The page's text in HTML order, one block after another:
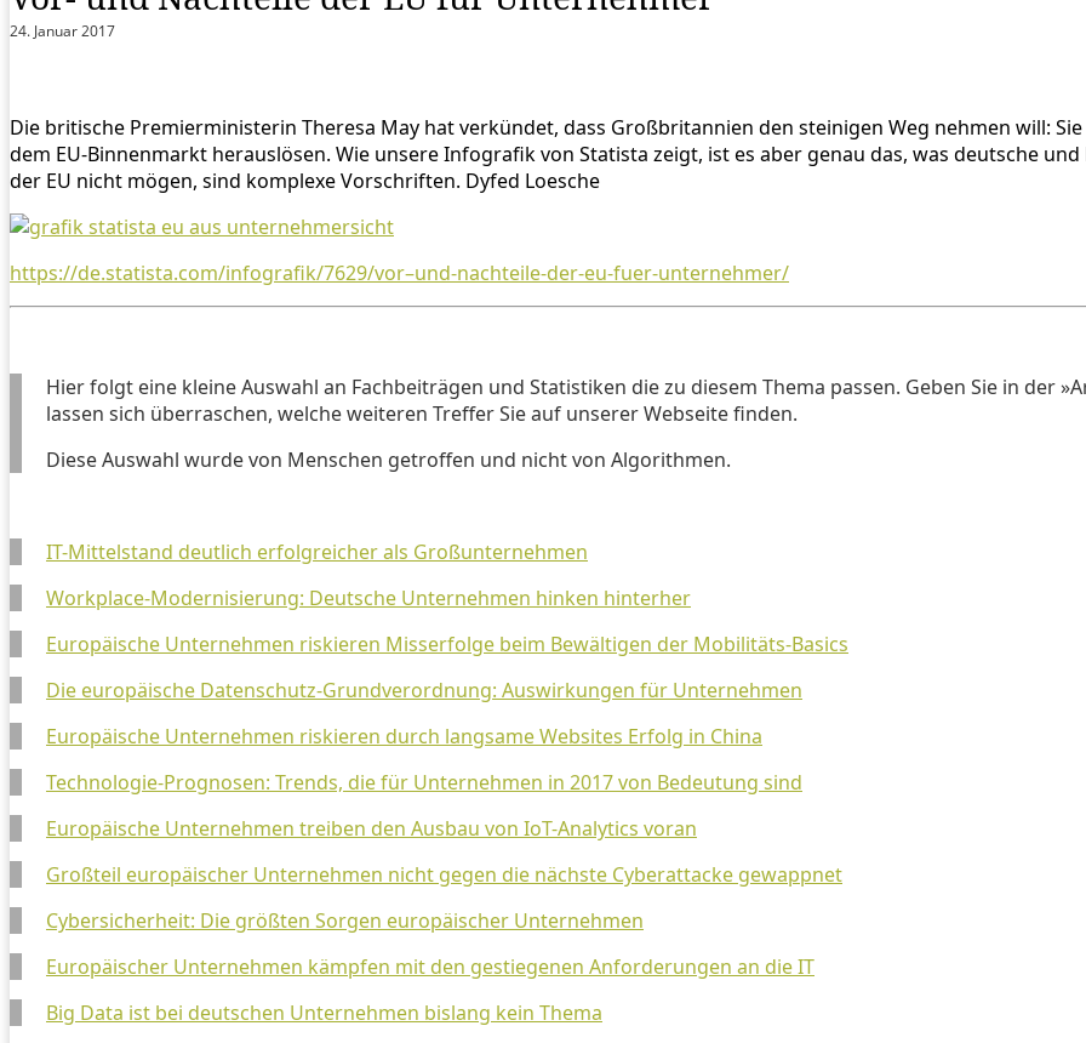
24. Januar 2017
Die britische Premierministerin Theresa May hat verkündet, dass Großbritannien den steinigen Weg nehmen will:
dem EU-Binnenmarkt herauslösen. Wie unsere Infografik von Statista zeigt, ist es aber genau das, was deutsche
der EU nicht mögen, sind komplexe Vorschriften. Dyfed Loesche
https://de.statista.com/infografik/7629/vor–und-nachteile-der-eu-fuer-unternehmer/
Hier folgt eine kleine Auswahl an Fachbeiträgen und Statistiken die zu diesem Thema passen. Geben Sie in der
lassen sich überraschen, welche weiteren Treffer Sie auf unserer Webseite finden.
Diese Auswahl wurde von Menschen getroffen und nicht von Algorithmen.
IT-Mittelstand deutlich erfolgreicher als Großunternehmen
Workplace-Modernisierung: Deutsche Unternehmen hinken hinterher
Europäische Unternehmen riskieren Misserfolge beim Bewältigen der Mobilitäts-Basics
Die europäische Datenschutz-Grundverordnung: Auswirkungen für Unternehmen
Europäische Unternehmen riskieren durch langsame Websites Erfolg in China
Technologie-Prognosen: Trends, die für Unternehmen in 2017 von Bedeutung sind
Europäische Unternehmen treiben den Ausbau von IoT-Analytics voran
Großteil europäischer Unternehmen nicht gegen die nächste Cyberattacke gewappnet
Cybersicherheit: Die größten Sorgen europäischer Unternehmen
Europäischer Unternehmen kämpfen mit den gestiegenen Anforderungen an die IT
Big Data ist bei deutschen Unternehmen bislang kein Thema